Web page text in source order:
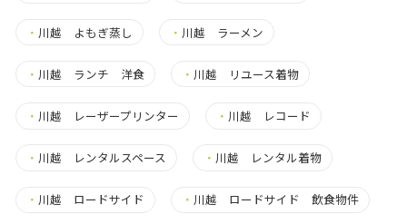
・ 川越 よもぎ蒸し ・ 川越 ラーメン
・ 川越 ランチ 洋食 ・ 川越 リユース着物
・ 川越 レーザープリンター ・ 川越 レコード
・ 川越 レンタルスペース ・ 川越 レンタル着物
・ 川越 ロードサイド ・ 川越 ロードサイド 飲食物件